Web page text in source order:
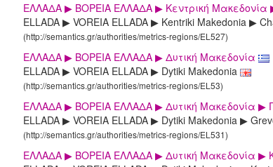
ΕΛΛΑΔΑ ▶ ΒΟΡΕΙΑ ΕΛΛΑΔΑ ▶ Κεντρική Μακεδονία
ELLADA ▶ VOREIA ELLADA ▶ Kentriki Makedonia ▶
(http://semantics.gr/authorities/metrics-regions/EL527)
ΕΛΛΑΔΑ ▶ ΒΟΡΕΙΑ ΕΛΛΑΔΑ ▶ Δυτική Μακεδονία
ELLADA ▶ VOREIA ELLADA ▶ Dytiki Makedonia
(http://semantics.gr/authorities/metrics-regions/EL53)
ΕΛΛΑΔΑ ▶ ΒΟΡΕΙΑ ΕΛΛΑΔΑ ▶ Δυτική Μακεδονία ▶
ELLADA ▶ VOREIA ELLADA ▶ Dytiki Makedonia ▶
(http://semantics.gr/authorities/metrics-regions/EL531)
ΕΛΛΑΔΑ ▶ ΒΟΡΕΙΑ ΕΛΛΑΔΑ ▶ Δυτική Μακεδονία ▶